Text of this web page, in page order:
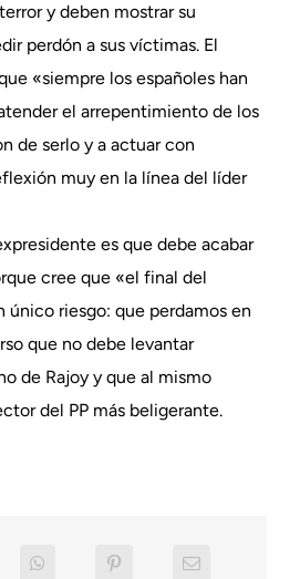
y deben mostrar su
perdón a sus víctimas. El
«siempre los españoles han
el arrepentimiento de los
de serlo y a actuar con
muy en la línea del líder
es que debe acabar
cree que «el final del
único riesgo: que perdamos en
que no debe levantar
de Rajoy y que al mismo
del PP más beligerante.